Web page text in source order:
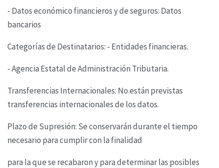
- Datos económico financieros y de seguros: Datos
bancarios
Categorías de Destinatarios: - Entidades financieras.
- Agencia Estatal de Administración Tributaria.
Transferencias Internacionales: No están previstas
transferencias internacionales de los datos.
Plazo de Supresión: Se conservarán durante el tiempo
necesario para cumplir con la finalidad
para la que se recabaron y para determinar las posibles